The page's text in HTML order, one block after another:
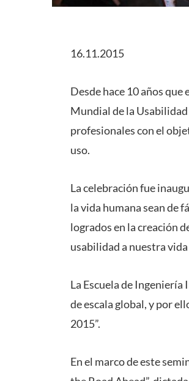
16.11.2015
Desde hace 10 años que
Mundial de la
profesionales con el
uso.
La celebración fue
la vida humana sean de
logrados en la creación
usabilidad a nuestra
La Escuela de
de escala global, y por
2015”.
En el marco de este